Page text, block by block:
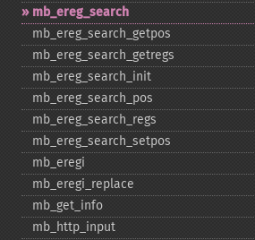
mb_​ereg_​search
mb_​ereg_​search_​getpos
mb_​ereg_​search_​getregs
mb_​ereg_​search_​init
mb_​ereg_​search_​pos
mb_​ereg_​search_​regs
mb_​ereg_​search_​setpos
mb_​eregi
mb_​eregi_​replace
mb_​get_​info
mb_​http_​input